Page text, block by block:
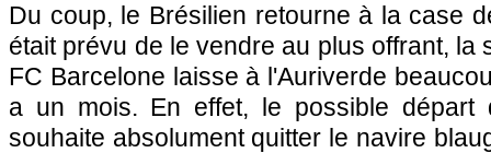
Du coup, le Brésilien retourne à la case
était prévu de le vendre au plus offrant, la
FC Barcelone laisse à l'Auriverde
a un mois. En effet, le possible départ
souhaite absolument quitter le navire